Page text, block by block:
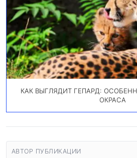
КАК ВЫГЛЯДИТ ГЕПАРД:
ОКРАСА
АВТОР ПУБЛИКАЦИИ